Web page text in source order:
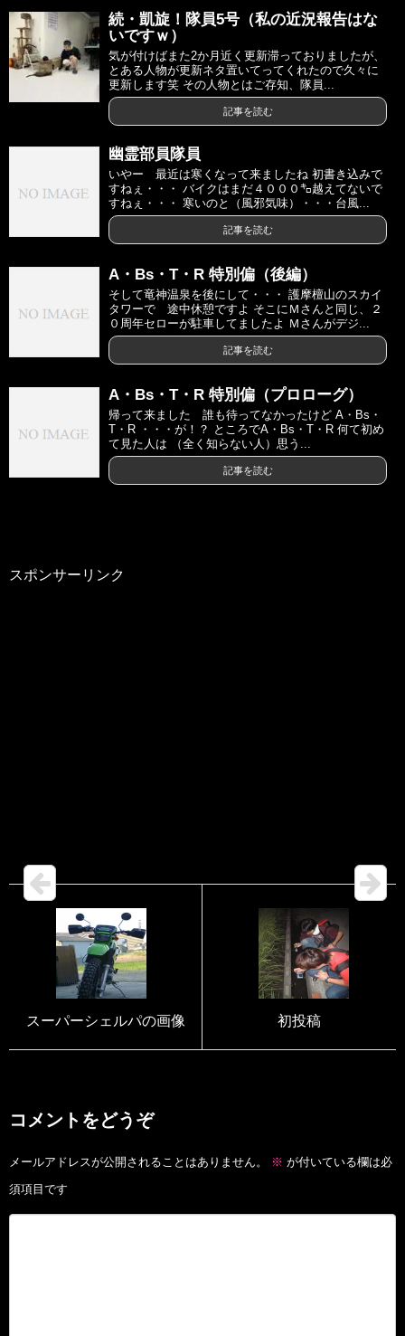
続・凱旋！隊員5号（私の近況報告はな
いですｗ）
気が付けばまた2か月近く更新滞っておりましたが、
とある人物が更新ネタ置いてってくれたので久々に
更新します笑 その人物とはご存知、隊員...
記事を読む
幽霊部員隊員
いやー 最近は寒くなって来ましたね 初書き込みで
すねぇ・・・ バイクはまだ４０００㌔越えてないで
すねぇ・・・ 寒いのと（風邪気味）・・・台風...
記事を読む
A・Bs・T・R 特別偏（後編）
そして竜神温泉を後にして・・・ 護摩檀山のスカイ
タワーで 途中休憩ですよ そこにＭさんと同じ、２
０周年セローが駐車してましたよ Ｍさんがデジ...
記事を読む
A・Bs・T・R 特別偏（プロローグ）
帰って来ました 誰も待ってなかったけど A・Bs・
T・R ・・・が！？ ところでA・Bs・T・R 何て初め
て見た人は （全く知らない人）思う...
記事を読む
スポンサーリンク
スーパーシェルパの画像 初投稿
コメントをどうぞ
メールアドレスが公開されることはありません。 ※ が付いている欄は必
須項目です